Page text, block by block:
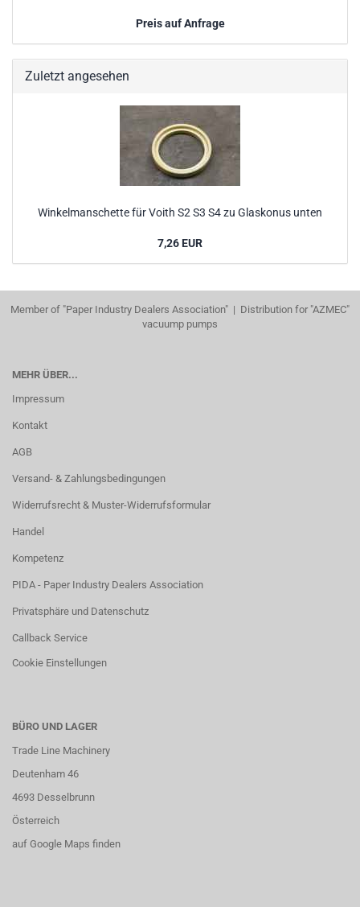
Preis auf Anfrage
Zuletzt angesehen
Winkelmanschette für Voith S2 S3 S4 zu Glaskonus unten
7,26 EUR
Member of "Paper Industry Dealers Association" | Distribution for "AZMEC"
vacuump pumps
MEHR ÜBER...
Impressum
Kontakt
AGB
Versand- & Zahlungsbedingungen
Widerrufsrecht & Muster-Widerrufsformular
Handel
Kompetenz
PIDA - Paper Industry Dealers Association
Privatsphäre und Datenschutz
Callback Service
Cookie Einstellungen
BÜRO UND LAGER
Trade Line Machinery
Deutenham 46
4693 Desselbrunn
Österreich
auf Google Maps finden